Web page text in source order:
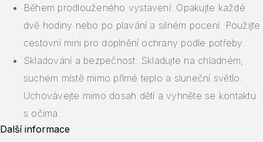
Během prodlouženého vystavení: Opakujte každé
dvě hodiny nebo po plavání a silném pocení. Použijte
cestovní mini pro doplnění ochrany podle potřeby.
Skladování a bezpečnost: Skladujte na chladném,
suchém místě mimo přímé teplo a sluneční světlo.
Uchovávejte mimo dosah dětí a vyhněte se kontaktu
s očima.
Další informace